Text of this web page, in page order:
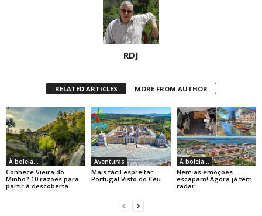
RDJ
RELATED ARTICLES MORE FROM AUTHOR
À boleia...
Conhece Vieira do
Minho? 10 razões para
partir à descoberta
Aventuras
Mais fácil espreitar
Portugal Visto do Céu
À boleia...
Nem as emoções
escapam! Agora já têm
radar…